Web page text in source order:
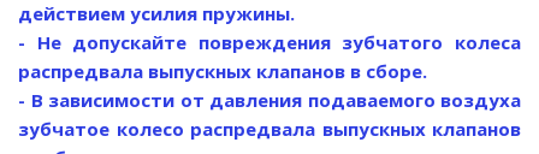
действием усилия пружины.
- Не допускайте повреждения зубчатого колеса
распредвала выпускных клапанов в сборе.
- В зависимости от давления подаваемого воздуха
зубчатое колесо распредвала выпускных клапанов